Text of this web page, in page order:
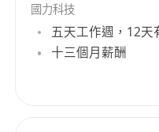
國力科技
五天工作週，12天
十三個月薪酬